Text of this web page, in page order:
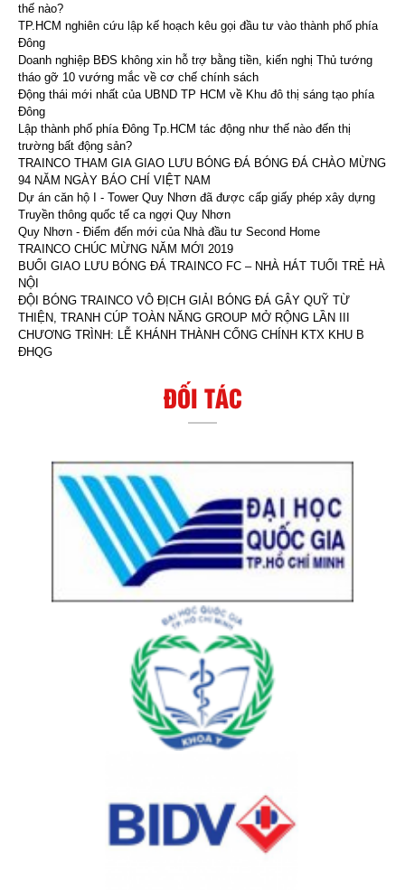
thế nào?
TP.HCM nghiên cứu lập kế hoạch kêu gọi đầu tư vào thành phố phía
Đông
Doanh nghiệp BĐS không xin hỗ trợ bằng tiền, kiến nghị Thủ tướng
tháo gỡ 10 vướng mắc về cơ chế chính sách
Động thái mới nhất của UBND TP HCM về Khu đô thị sáng tạo phía
Đông
Lập thành phố phía Đông Tp.HCM tác động như thế nào đến thị
trường bất động sản?
TRAINCO THAM GIA GIAO LƯU BÓNG ĐÁ BÓNG ĐÁ CHÀO MỪNG
94 NĂM NGÀY BÁO CHÍ VIỆT NAM
Dự án căn hộ I - Tower Quy Nhơn đã được cấp giấy phép xây dựng
Truyền thông quốc tế ca ngợi Quy Nhơn
Quy Nhơn - Điểm đến mới của Nhà đầu tư Second Home
TRAINCO CHÚC MỪNG NĂM MỚI 2019
BUỔI GIAO LƯU BÓNG ĐÁ TRAINCO FC – NHÀ HÁT TUỔI TRẺ HÀ
NỘI
ĐỘI BÓNG TRAINCO VÔ ĐỊCH GIẢI BÓNG ĐÁ GÂY QUỸ TỪ
THIỆN, TRANH CÚP TOÀN NĂNG GROUP MỞ RỘNG LẦN III
CHƯƠNG TRÌNH: LỄ KHÁNH THÀNH CỔNG CHÍNH KTX KHU B
ĐHQG
ĐỐI TÁC